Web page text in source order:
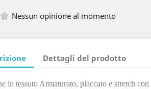
Nessun opinione al momento
Dettagli del prodotto
in tessuto Armaturato, placcato e stretch